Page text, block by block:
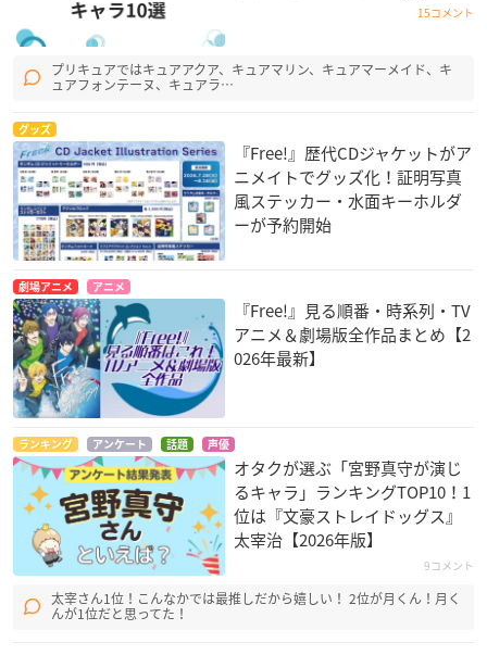
15コメント
プリキュアではキュアアクア、キュアマリン、キュアマーメイド、キ
ュアフォンテーヌ、キュアラ…
グッズ
『Free!』歴代CDジャケットがア
ニメイトでグッズ化！証明写真
風ステッカー・水面キーホルダ
ーが予約開始
劇場アニメ アニメ
『Free!』見る順番・時系列・TV
アニメ＆劇場版全作品まとめ【2
026年最新】
ランキング アンケート 話題 声優
オタクが選ぶ「宮野真守が演じ
るキャラ」ランキングTOP10！1
位は『文豪ストレイドッグス』
太宰治【2026年版】
9コメント
太宰さん1位！こんなかでは最推しだから嬉しい！ 2位が月くん！月く
んが1位だと思ってた！